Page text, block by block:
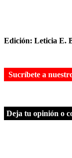
Edición: Leticia E.
Sucríbete a
Deja tu opinión o